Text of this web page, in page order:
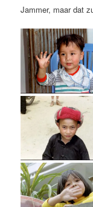
Jammer, maar dat